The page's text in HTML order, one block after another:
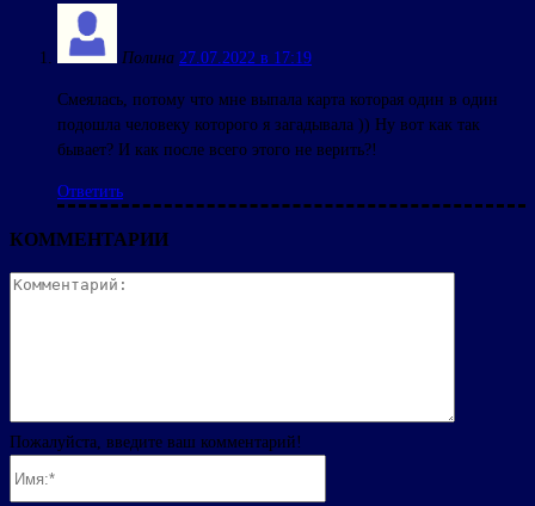
Полина 27.07.2022 в 17:19
Смеялась, потому что мне выпала карта которая один в один
подошла человеку которого я загадывала )) Ну вот как так
бывает? И как после всего этого не верить?!
Ответить
КОММЕНТАРИИ
Пожалуйста, введите ваш комментарий!